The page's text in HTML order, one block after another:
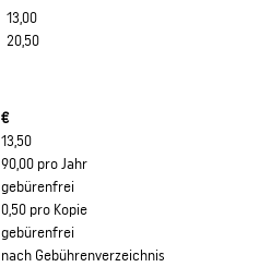
13,00
20,50
€
13,50
90,00 pro Jahr
gebürenfrei
0,50 pro Kopie
gebürenfrei
nach Gebührenverzeichnis